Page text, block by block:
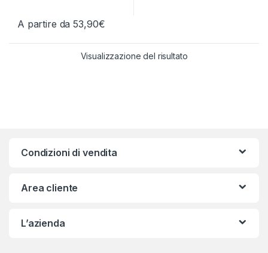
A partire da53,90€
Questo prodotto ha più varianti. Le opzioni possono essere
Visualizzazione del risultato
Condizioni di vendita
Area cliente
L’azienda